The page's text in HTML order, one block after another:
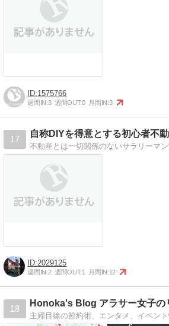
1575766
週間IN:3 週間OUT:0 月間IN:3
17
2029125
週間IN:2 週間OUT:1 月間IN:12
18
Honoka's Blog アラサー女子の